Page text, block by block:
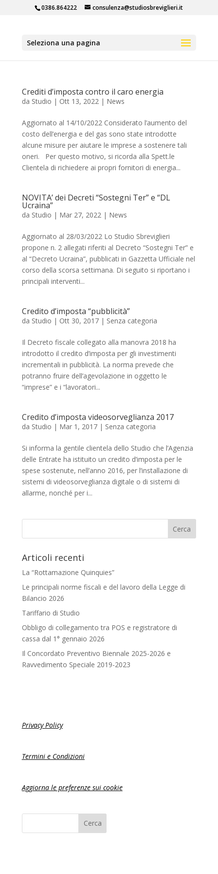
0386.864222 consulenza@studiosbreviglieri.it
Seleziona una pagina
Crediti d’imposta contro il caro energia
da Studio | Ott 13, 2022| News
Aggiornato al 14/10/2022 Considerato l’aumento del
costo dell’energia e del gas sono state introdotte
alcune misure per aiutare le imprese a sostenere tali
oneri. Per questo motivo, si ricorda alla Spett.le
Clientela di richiedere ai propri fornitori di energia...
NOVITA’ dei Decreti “Sostegni Ter” e “DL
Ucraina”
da Studio | Mar 27, 2022| News
Aggiornato al 28/03/2022 Lo Studio Sbreviglieri
propone n. 2 allegati riferiti al Decreto “Sostegni Ter” e
al “Decreto Ucraina”, pubblicati in Gazzetta Ufficiale nel
corso della scorsa settimana. Di seguito si riportano i
principali interventi...
Credito d’imposta “pubblicità”
da Studio | Ott 30, 2017| Senza categoria
Il Decreto fiscale collegato alla manovra 2018 ha
introdotto il credito d’imposta per gli investimenti
incrementali in pubblicità. La norma prevede che
potranno fruire dell’agevolazione in oggetto le
“imprese” e i “lavoratori...
Credito d’imposta videosorveglianza 2017
da Studio | Mar 1, 2017| Senza categoria
Si informa la gentile clientela dello Studio che l’Agenzia
delle Entrate ha istituito un credito d’imposta per le
spese sostenute, nell’anno 2016, per l’installazione di
sistemi di videosorveglianza digitale o di sistemi di
allarme, nonché per i...
Articoli recenti
La “Rottamazione Quinquies”
Le principali norme fiscali e del lavoro della Legge di
Bilancio 2026
Tariffario di Studio
Obbligo di collegamento tra POS e registratore di
cassa dal 1° gennaio 2026
Il Concordato Preventivo Biennale 2025-2026 e
Ravvedimento Speciale 2019-2023
Privacy Policy
Termini e Condizioni
Aggiorna le preferenze sui cookie